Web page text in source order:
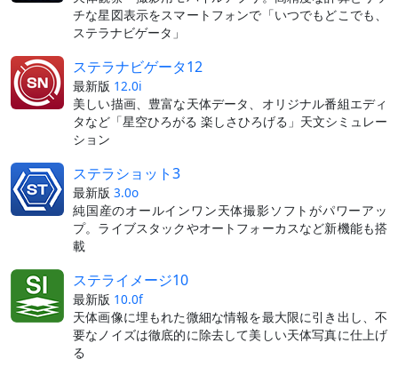
チな星図表示をスマートフォンで「いつでもどこでも、
ステラナビゲータ」
ステラナビゲータ12
最新版 12.0i
美しい描画、豊富な天体データ、オリジナル番組エディ
タなど「星空ひろがる 楽しさひろげる」天文シミュレー
ション
ステラショット3
最新版 3.0o
純国産のオールインワン天体撮影ソフトがパワーアッ
プ。ライブスタックやオートフォーカスなど新機能も搭
載
ステライメージ10
最新版 10.0f
天体画像に埋もれた微細な情報を最大限に引き出し、不
要なノイズは徹底的に除去して美しい天体写真に仕上げ
る